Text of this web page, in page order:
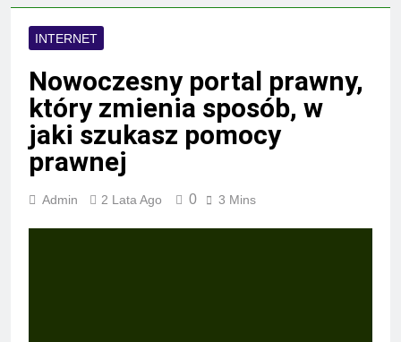
INTERNET
Nowoczesny portal prawny,
który zmienia sposób, w
jaki szukasz pomocy
prawnej
Admin 2 Lata Ago 0 3 Mins